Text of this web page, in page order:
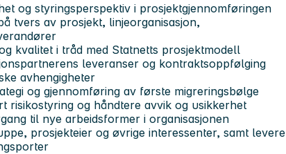
og styringsperspektiv i prosjektgjennomføringen
tvers av prosjekt, linjeorganisasjon,
kvalitet i tråd med Statnetts prosjektmodell
leveranser og kontraktsoppfølging
avhengigheter
og gjennomføring av første migreringsbølge
risikostyring og håndtere avvik og usikkerhet
til nye arbeidsformer i organisasjonen
prosjekteier og øvrige interessenter, samt levere